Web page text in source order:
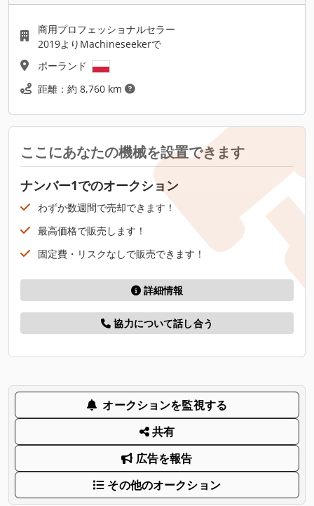
商用プロフェッショナルセラー
2019よりMachineseekerで
ポーランド
距離：約 8,760 km
ここにあなたの機械を設置できます
ナンバー1でのオークション
わずか数週間で売却できます！
最高価格で販売します！
固定費・リスクなしで販売できます！
詳細情報
協力について話し合う
オークションを監視する
共有
広告を報告
その他のオークション